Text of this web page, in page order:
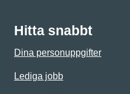
Hitta snabbt
Dina personuppgifter
Lediga jobb